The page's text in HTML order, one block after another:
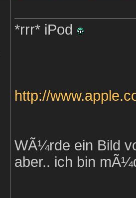
*rrr* iPod
http://
WÃ¼rde ein Bild
aber.. ich bin